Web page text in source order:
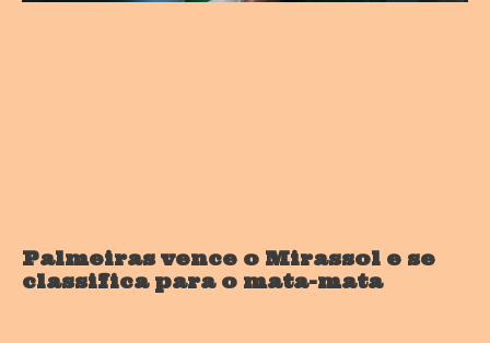
Palmeiras vence o Mirassol e se
classifica para o mata-mata